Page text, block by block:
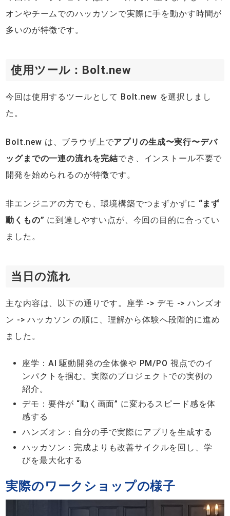
オンやチームでのハッカソンで実際に手を動かす時間が
多いのが特徴です。
使用ツール：Bolt.new
今回は使用するツールとして Bolt.new を選択しまし
た。
Bolt.new は、ブラウザ上でアプリの生成〜実行〜デバ
ッグまでの一連の流れを完結でき、インストール不要で
開発を始められるのが特徴です。
非エンジニアの方でも、環境構築でつまずかずに “まず
動くもの” に到達しやすい点が、今回の目的に合ってい
ました。
当日の流れ
主な内容は、以下の通りです。座学 -> デモ -> ハンズオ
ン -> ハッカソン の順に、理解から体験へ段階的に進め
ました。
座学：AI 駆動開発の全体像や PM/PO 視点でのイ
ンパクトを掴む。実際のプロジェクトでの実例の
紹介。
デモ：要件が “動く画面” に変わるスピード感を体
感する
ハンズオン：自分の手で実際にアプリを生成する
ハッカソン：完成よりも改善サイクルを回し、学
びを最大化する
実際のワークショップの様子